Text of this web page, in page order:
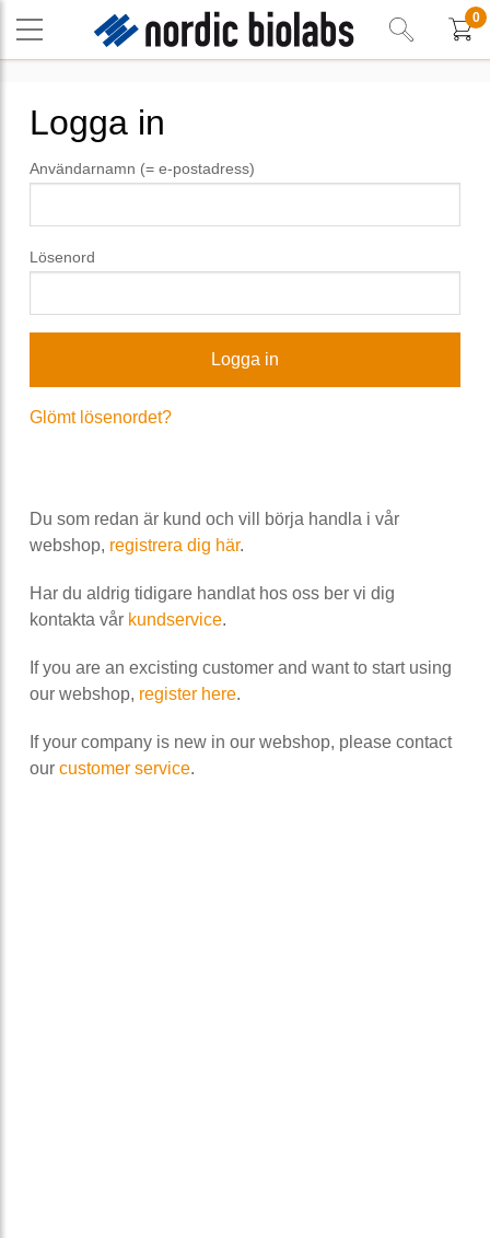
0
Logga in
Användarnamn (= e-postadress)
Lösenord
Glömt lösenordet?
Du som redan är kund och vill börja handla i vår
webshop, registrera dig här.
Har du aldrig tidigare handlat hos oss ber vi dig
kontakta vår kundservice.
If you are an excisting customer and want to start using
our webshop, register here.
If your company is new in our webshop, please contact
our customer service.